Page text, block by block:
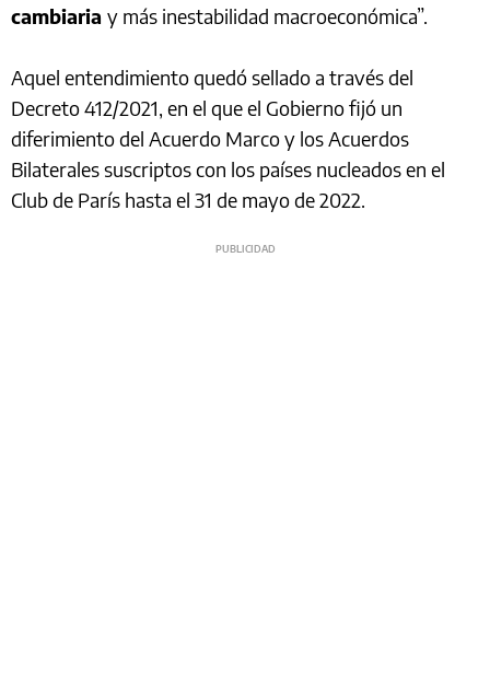
cambiaria y más inestabilidad macroeconómica”.
Aquel entendimiento quedó sellado a través del
Decreto 412/2021, en el que el Gobierno fijó un
diferimiento del Acuerdo Marco y los Acuerdos
Bilaterales suscriptos con los países nucleados en el
Club de París hasta el 31 de mayo de 2022.